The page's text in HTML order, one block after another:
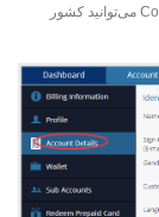
Account Details شده و سپس با مشاهد گزینه Country/Region می‌توانید کشور